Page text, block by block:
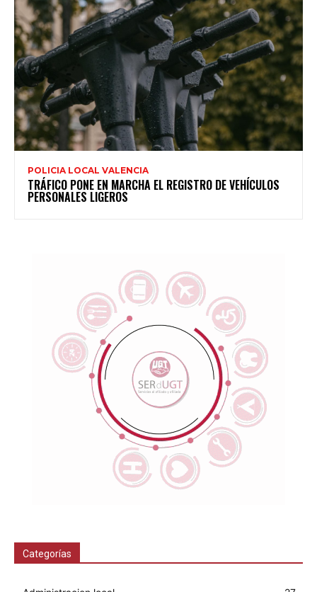
POLICIA LOCAL VALENCIA
TRÁFICO PONE EN MARCHA EL REGISTRO DE VEHÍCULOS
PERSONALES LIGEROS
Categorías